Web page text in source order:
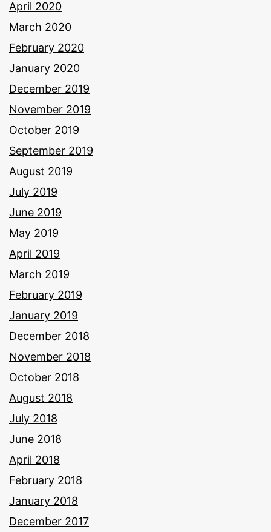
April 2020
March 2020
February 2020
January 2020
December 2019
November 2019
October 2019
September 2019
August 2019
July 2019
June 2019
May 2019
April 2019
March 2019
February 2019
January 2019
December 2018
November 2018
October 2018
August 2018
July 2018
June 2018
April 2018
February 2018
January 2018
December 2017